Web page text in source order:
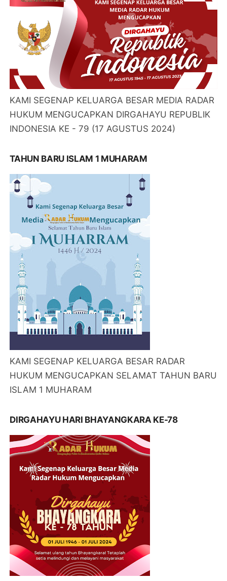
KAMI SEGENAP KELUARGA BESAR MEDIA RADAR
HUKUM MENGUCAPKAN DIRGAHAYU REPUBLIK
INDONESIA KE - 79 (17 AGUSTUS 2024)
TAHUN BARU ISLAM 1 MUHARAM
KAMI SEGENAP KELUARGA BESAR RADAR
HUKUM MENGUCAPKAN SELAMAT TAHUN BARU
ISLAM 1 MUHARAM
DIRGAHAYU HARI BHAYANGKARA KE-78